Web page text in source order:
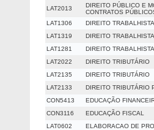
LAT2013
DIREITO PÚBLICO E
CONTRATOS
LAT1306
DIREITO TRABALHISTA
LAT1319
DIREITO TRABALHISTA
LAT1281
DIREITO TRABALHISTA
LAT2022
DIREITO TRIBUTÁRIO
LAT2135
DIREITO TRIBUTÁRIO
LAT2133
DIREITO TRIBUTÁRIO
CON5413
EDUCAÇÃO
CON3116
EDUCAÇÃO FISCAL
LAT0602
ELABORACAO DE